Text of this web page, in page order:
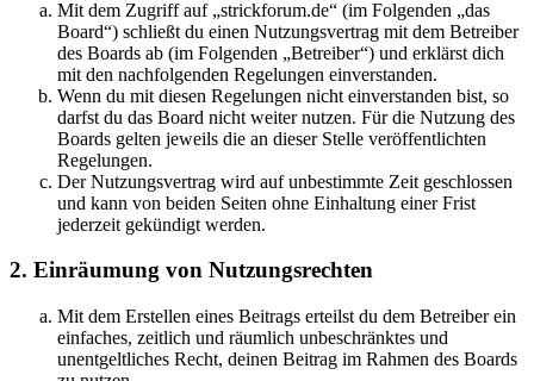
Mit dem Zugriff auf „strickforum.de“ (im Folgenden „das
Board“) schließt du einen Nutzungsvertrag mit dem Betreiber
des Boards ab (im Folgenden „Betreiber“) und erklärst dich
mit den nachfolgenden Regelungen einverstanden.
Wenn du mit diesen Regelungen nicht einverstanden bist, so
darfst du das Board nicht weiter nutzen. Für die Nutzung des
Boards gelten jeweils die an dieser Stelle veröffentlichten
Regelungen.
Der Nutzungsvertrag wird auf unbestimmte Zeit geschlossen
und kann von beiden Seiten ohne Einhaltung einer Frist
jederzeit gekündigt werden.
2. Einräumung von Nutzungsrechten
Mit dem Erstellen eines Beitrags erteilst du dem Betreiber ein
einfaches, zeitlich und räumlich unbeschränktes und
unentgeltliches Recht, deinen Beitrag im Rahmen des Boards